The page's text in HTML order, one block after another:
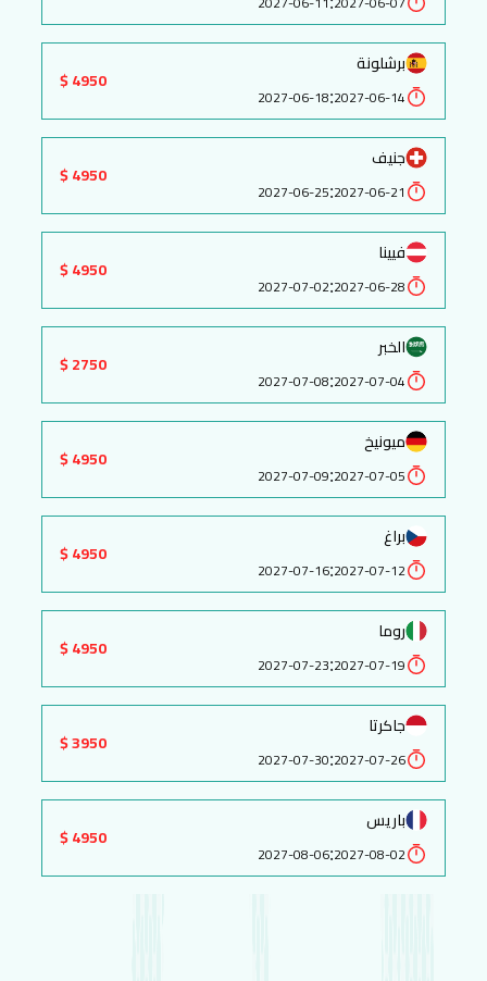
برشلونة
2027-06-14
:
2027-06-18
4950 $
جنيف
2027-06-21
:
2027-06-25
4950 $
فيينا
2027-06-28
:
2027-07-02
4950 $
الخبر
2027-07-04
:
2027-07-08
2750 $
ميونيخ
2027-07-05
:
2027-07-09
4950 $
براغ
2027-07-12
:
2027-07-16
4950 $
روما
2027-07-19
:
2027-07-23
4950 $
جاكرتا
2027-07-26
:
2027-07-30
3950 $
باريس
2027-08-02
:
2027-08-06
4950 $